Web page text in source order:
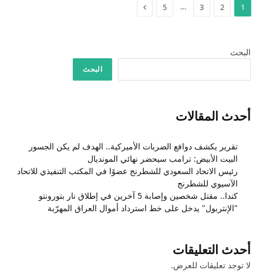
1
2
3
…
5 التالي
البحث
البحث
أحدث المقالات
تقرير يكشف دوافع الضربات الأميركية.. الهدف لم يكن الجسور
البيت الأبيض: ترامب سيحضر نهائي المونديال
رئيس الاتحاد السعودي للشطرنج عضوًا في المكتب التنفيذي للاتحاد
الآسيوي للشطرنج
كندا.. مقتل شخصين وإصابة 5 آخرين في إطلاق نار بتورونتو
"الإنتربول" يدخل على خط استرداد أموال العراق المهرّبة
أحدث التعليقات
لا توجد تعليقات للعرض.